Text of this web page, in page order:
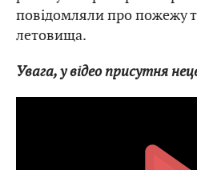
повідомляли про пожежу
летовища.
Увага, у відео присутня